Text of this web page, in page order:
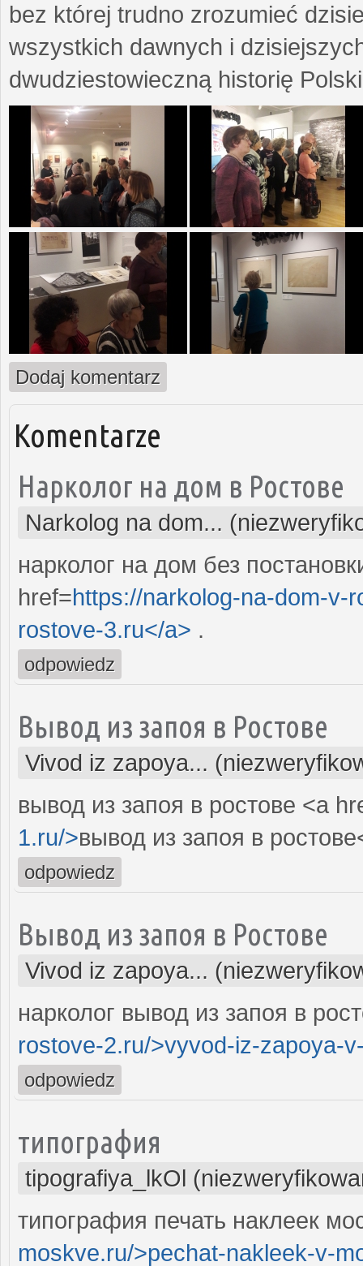
bez której trudno zrozumieć
wszystkich dawnych i
dwudziestowieczną historię
Dodaj komentarz
Komentarze
Нарколог на дом в Ростове
Narkolog na dom...
нарколог на дом без
href=https://narkolog-na-dom-v-
rostove-3.ru</a> .
odpowiedz
Вывод из запоя в Ростове
Vivod iz zapoya...
вывод из запоя в ростове <a
1.ru/>вывод из запоя в
odpowiedz
Вывод из запоя в Ростове
Vivod iz zapoya...
нарколог вывод из запоя в
rostove-2.ru/>vyvod-iz-zapoya-
odpowiedz
типография
tipografiya_lkOl
типография печать наклеек
moskve.ru/>pechat-nakleek-v-